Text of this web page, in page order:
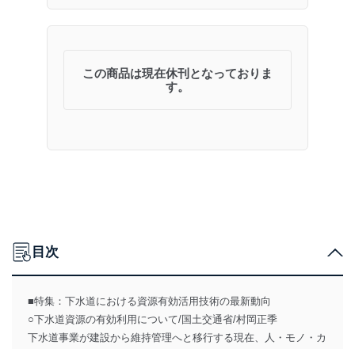
この商品は現在休刊となっておりま
す。
目次
■特集：下水道における資源有効活用技術の最新動向
○下水道資源の有効利用について/国土交通省/村岡正季
下水道事業が建設から維持管理へと移行する現在、人・モノ・カ